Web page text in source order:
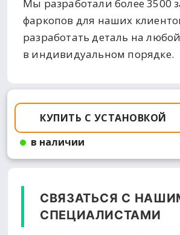
Мы разработали более 3500
фаркопов для наших
разработать деталь на
в индивидуальном порядке.
КУПИТЬ С УСТАНОВКОЙ
в наличии
СВЯЗАТЬСЯ С
СПЕЦИАЛИСТАМИ